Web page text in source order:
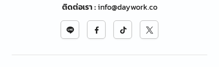
ติดต่อเรา:info@daywork.co